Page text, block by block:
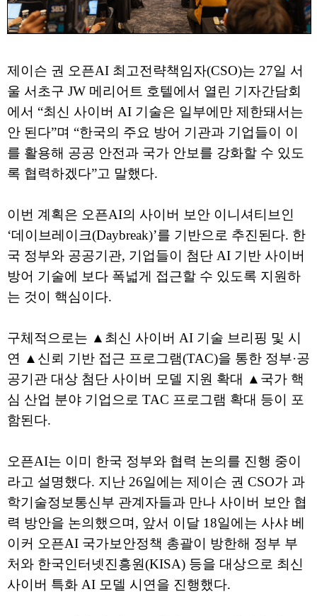
제이슨 권 오픈AI 최고전략책임자(CSO)는 27일 서
울 서초구 JW 메리어트 호텔에서 열린 기자간담회
에서 “최신 사이버 AI 기술은 일부에만 제한돼서는
안 된다”며 “한국의 주요 방어 기관과 기업들이 이
를 활용해 공공 안전과 국가 안보를 강화할 수 있도
록 협력하겠다”고 말했다.
이번 계획은 오픈AI의 사이버 보안 이니셔티브인
‘데이브레이크(Daybreak)’를 기반으로 추진된다. 한
국 정부와 공공기관, 기업들이 첨단 AI 기반 사이버
방어 기술에 보다 폭넓게 접근할 수 있도록 지원하
는 것이 핵심이다.
구체적으로는 ▲최신 사이버 AI 기술 브리핑 및 시
연 ▲신뢰 기반 접근 프로그램(TAC)을 통한 정부·공
공기관 대상 첨단 사이버 모델 지원 확대 ▲국가 핵
심 산업 분야 기업으로 TAC 프로그램 확대 등이 포
함된다.
오픈AI는 이미 한국 정부와 협력 논의를 진행 중이
라고 설명했다. 지난 26일에는 제이슨 권 CSO가 과
학기술정보통신부 관계자들과 만나 사이버 보안 협
력 방안을 논의했으며, 앞서 이달 18일에는 사샤 베
이커 오픈AI 국가보안정책 총괄이 방한해 정부 부
처와 한국인터넷진흥원(KISA) 등을 대상으로 최신
사이버 특화 AI 모델 시연을 진행했다.